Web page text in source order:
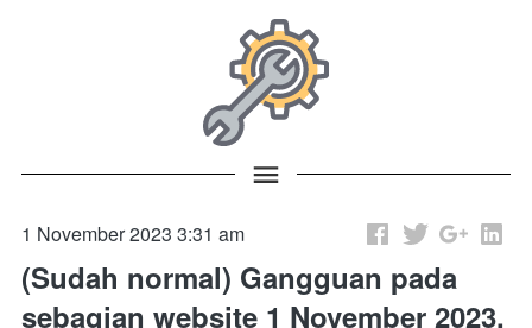
1 November 2023 3:31 am
(Sudah normal) Gangguan pada
sebagian website 1 November 2023,